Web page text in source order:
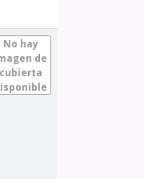
No hay
de
cubierta